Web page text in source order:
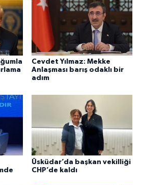
Cevdet Yılmaz: Mekke
Anlaşması barış odaklı bir
adım
Üsküdar’da başkan vekilliği
CHP’de kaldı